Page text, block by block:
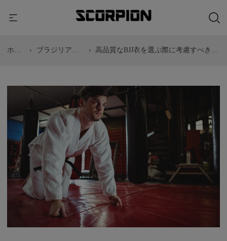
ホー
›
ブラジリアン
›
高品質なBJJ衣を選ぶ際に考慮すべき5